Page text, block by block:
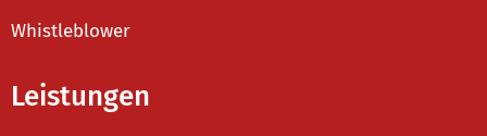
Whistleblower
Leistungen